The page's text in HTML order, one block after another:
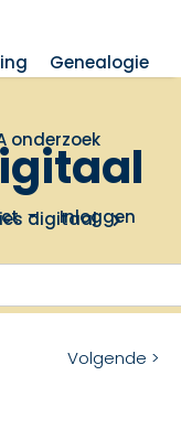
Genealogie
onderzoek
Inloggen
digitaal
Volgende >